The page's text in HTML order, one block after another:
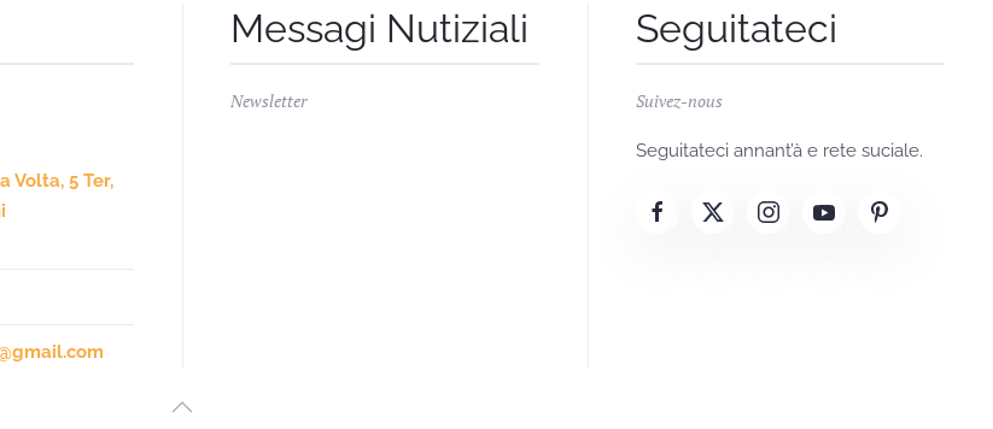
Volta, 5 Ter,
Messagi Nutiziali
Newsletter
Seguitateci
Suivez-nous
Seguitateci annant’à e rete suciale.